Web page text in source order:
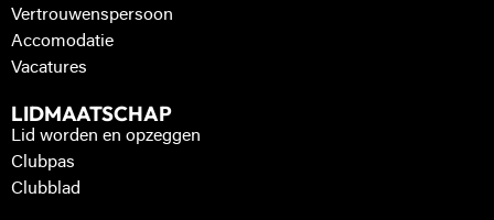
Vertrouwenspersoon
Accomodatie
Vacatures
LIDMAATSCHAP
Lid worden en opzeggen
Clubpas
Clubblad